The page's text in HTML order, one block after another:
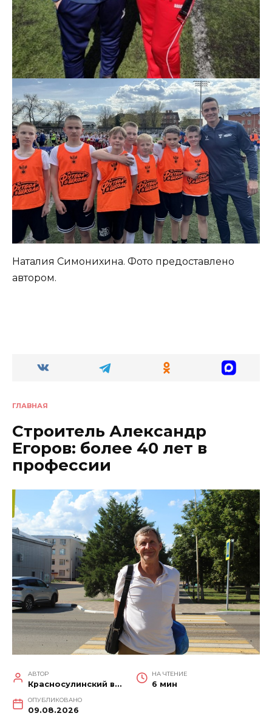
Наталия Симонихина. Фото предоставлено
автором.
ГЛАВНАЯ
Строитель Александр
Егоров: более 40 лет в
профессии
АВТОР
Красносулинский вестник
НА ЧТЕНИЕ
6 мин
ОПУБЛИКОВАНО
09.08.2026